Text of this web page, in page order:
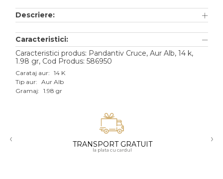
Accesorii
Aur galben
Aur alb
Aur roz
Descriere:
Caracteristici:
Caracteristici produs: Pandantiv Cruce, Aur Alb, 14 k,
1.98 gr, Cod Produs: 586950
Carataj aur: 14 K
Tip aur: Aur Alb
Gramaj: 1.98 gr
‹ TRANSPORT GRATUIT
la plata cu cardul
›